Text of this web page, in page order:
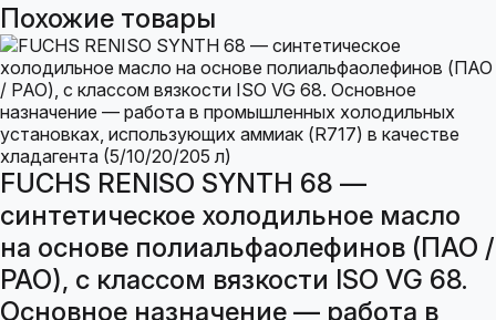
Похожие товары
FUCHS RENISO SYNTH 68 —
синтетическое холодильное масло
на основе полиальфаолефинов (ПАО /
PAO), с классом вязкости ISO VG 68.
Основное назначение — работа в